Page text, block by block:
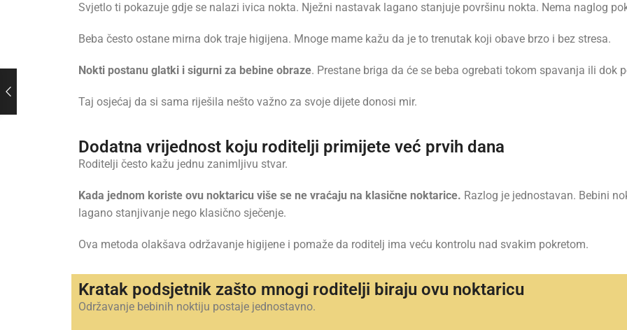
Svjetlo ti pokazuje gdje se nalazi ivica nokta. Nježni nastavak lagano stanjuje površinu nokta. Nema naglog
Beba često ostane mirna dok traje higijena. Mnoge mame kažu da je to trenutak koji obave brzo i bez stresa.
Nokti postanu glatki i sigurni za bebine obraze. Prestane briga da će se beba ogrebati tokom spavanja ili dok
Taj osjećaj da si sama riješila nešto važno za svoje dijete donosi mir.
Dodatna vrijednost koju roditelji primijete već prvih dana
Roditelji često kažu jednu zanimljivu stvar.
Kada jednom koriste ovu noktaricu više se ne vraćaju na klasične noktarice. Razlog je jednostavan. Bebini
lagano stanjivanje nego klasično sječenje.
Ova metoda olakšava održavanje higijene i pomaže da roditelj ima veću kontrolu nad svakim pokretom.
Kratak podsjetnik zašto mnogi roditelji biraju ovu noktaricu
Održavanje bebinih noktiju postaje jednostavno.